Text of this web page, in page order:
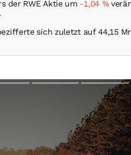
der RWE Aktie um -1,04 %
.
sich zuletzt auf 44,15